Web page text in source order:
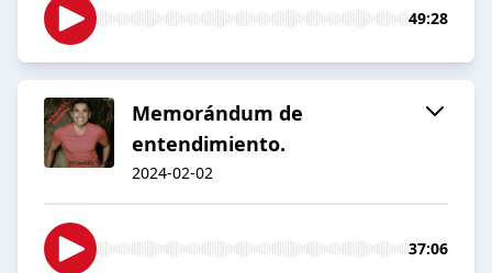
49:28
Memorándum de
entendimiento.
2024-02-02
37:06